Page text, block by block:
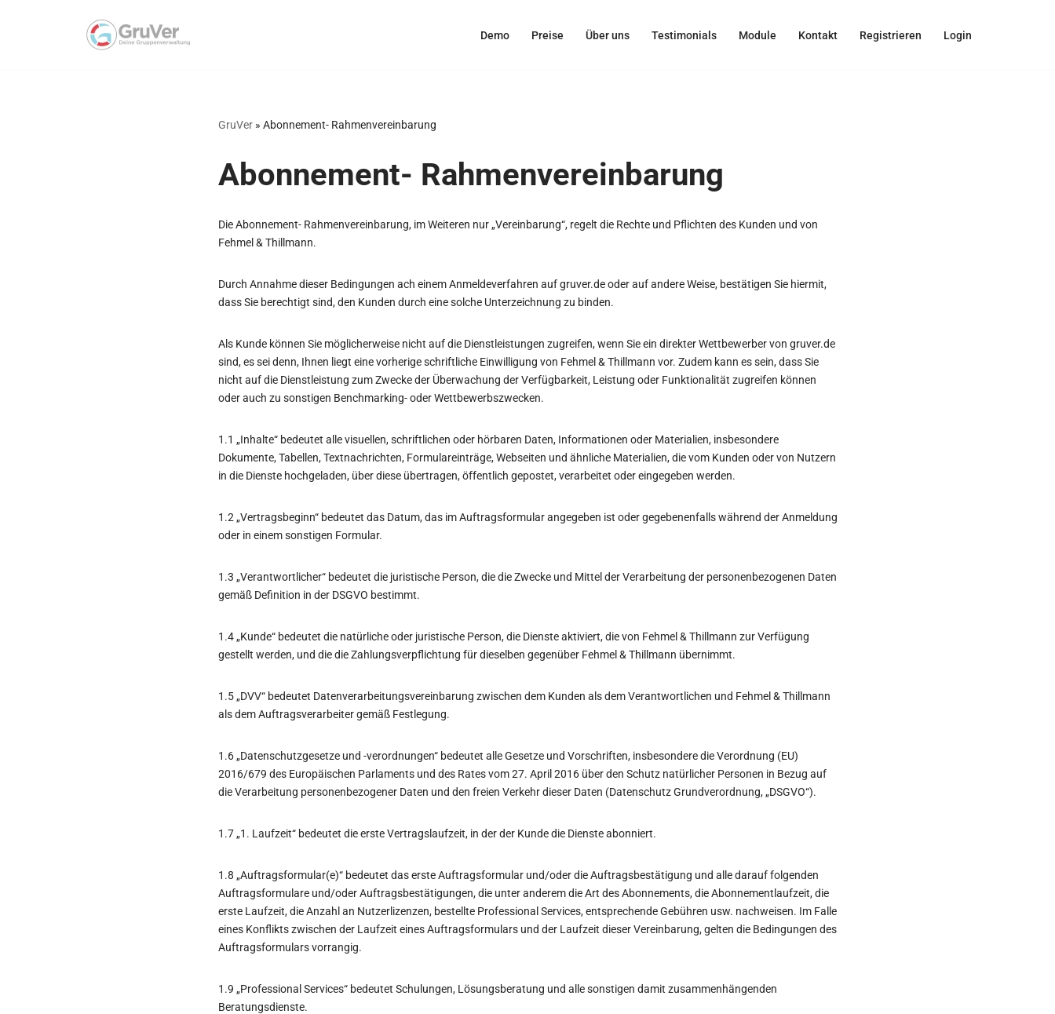
Demo Preise Über uns Testimonials Module Kontakt Registrieren Login
GruVer» Abonnement- Rahmenvereinbarung
Abonnement- Rahmenvereinbarung
Die Abonnement- Rahmenvereinbarung, im Weiteren nur „Vereinbarung“, regelt die Rechte und Pflichten des Kunden und von
Fehmel & Thillmann.
Durch Annahme dieser Bedingungen ach einem Anmeldeverfahren auf gruver.de oder auf andere Weise, bestätigen Sie hiermit,
dass Sie berechtigt sind, den Kunden durch eine solche Unterzeichnung zu binden.
Als Kunde können Sie möglicherweise nicht auf die Dienstleistungen zugreifen, wenn Sie ein direkter Wettbewerber von gruver.de
sind, es sei denn, Ihnen liegt eine vorherige schriftliche Einwilligung von Fehmel & Thillmann vor. Zudem kann es sein, dass Sie
nicht auf die Dienstleistung zum Zwecke der Überwachung der Verfügbarkeit, Leistung oder Funktionalität zugreifen können
oder auch zu sonstigen Benchmarking- oder Wettbewerbszwecken.
1.1 „Inhalte“ bedeutet alle visuellen, schriftlichen oder hörbaren Daten, Informationen oder Materialien, insbesondere
Dokumente, Tabellen, Textnachrichten, Formulareinträge, Webseiten und ähnliche Materialien, die vom Kunden oder von Nutzern
in die Dienste hochgeladen, über diese übertragen, öffentlich gepostet, verarbeitet oder eingegeben werden.
1.2 „Vertragsbeginn“ bedeutet das Datum, das im Auftragsformular angegeben ist oder gegebenenfalls während der Anmeldung
oder in einem sonstigen Formular.
1.3 „Verantwortlicher“ bedeutet die juristische Person, die die Zwecke und Mittel der Verarbeitung der personenbezogenen Daten
gemäß Definition in der DSGVO bestimmt.
1.4 „Kunde“ bedeutet die natürliche oder juristische Person, die Dienste aktiviert, die von Fehmel & Thillmann zur Verfügung
gestellt werden, und die die Zahlungsverpflichtung für dieselben gegenüber Fehmel & Thillmann übernimmt.
1.5 „DVV“ bedeutet Datenverarbeitungsvereinbarung zwischen dem Kunden als dem Verantwortlichen und Fehmel & Thillmann
als dem Auftragsverarbeiter gemäß Festlegung.
1.6 „Datenschutzgesetze und -verordnungen“ bedeutet alle Gesetze und Vorschriften, insbesondere die Verordnung (EU)
2016/679 des Europäischen Parlaments und des Rates vom 27. April 2016 über den Schutz natürlicher Personen in Bezug auf
die Verarbeitung personenbezogener Daten und den freien Verkehr dieser Daten (Datenschutz Grundverordnung, „DSGVO“).
1.7 „1. Laufzeit“ bedeutet die erste Vertragslaufzeit, in der der Kunde die Dienste abonniert.
1.8 „Auftragsformular(e)“ bedeutet das erste Auftragsformular und/oder die Auftragsbestätigung und alle darauf folgenden
Auftragsformulare und/oder Auftragsbestätigungen, die unter anderem die Art des Abonnements, die Abonnementlaufzeit, die
erste Laufzeit, die Anzahl an Nutzerlizenzen, bestellte Professional Services, entsprechende Gebühren usw. nachweisen. Im Falle
eines Konflikts zwischen der Laufzeit eines Auftragsformulars und der Laufzeit dieser Vereinbarung, gelten die Bedingungen des
Auftragsformulars vorrangig.
1.9 „Professional Services“ bedeutet Schulungen, Lösungsberatung und alle sonstigen damit zusammenhängenden
Beratungsdienste.